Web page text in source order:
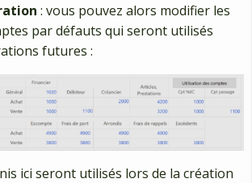
: vous pouvez alors modifier les
par défauts qui seront utilisés
futures :
ici seront utilisés lors de la création